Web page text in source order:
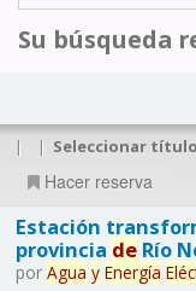
Su búsqueda
| | Seleccionar
Hacer reserva
Estación
provincia deRío
por Agua y Energía